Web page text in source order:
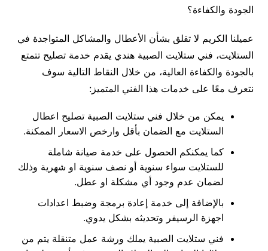
الجودة والكفاءة؟
عميلنا الكريم لا تقلق بشأن الأعطال والمشاكل المتواجدة في
الستلايت، فني ستلايت الصبية هندي يقدم خدمة تصليح تتمتع
بالجودة والكفاءة العالية، من خلال النقاط التالية سوف
نتعرف معًا على خدمات هذا الفني المتميز:
يمكن من خلال فني ستلايت الصبية تصليح اعطال
الستلايت مع الضمان بأقل وارخص الاسعار الممكنة.
كما يمكنكم الحصول على خدمة صيانة شاملة
للستلايت سواء سنوية أو نصف سنوية او شهرية وذلك
لضمان عدم وجود أي مشكلة او عطل.
بالإضافة إلى خدمة إعادة برمجة وضبط اعدادات
اجهزة الرسيفر وتحديثه بشكل يدوي.
فني ستلايت الصبية يملك ورشة عمل متنقلة يتم من